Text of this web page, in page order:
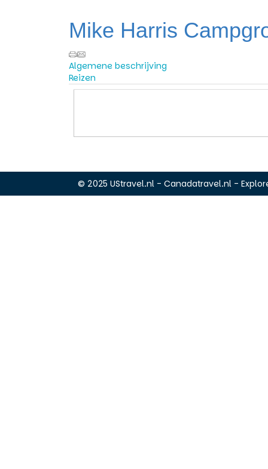
Mike Harris
Algemene beschrijving
Reizen
© 2025 UStravel.nl - Canadatravel.nl -